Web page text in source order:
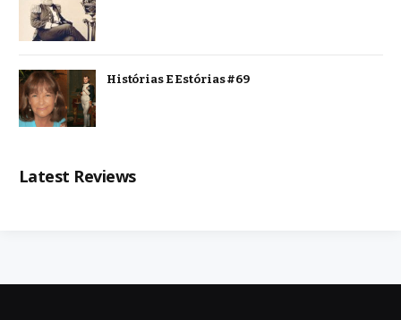
Histórias E Estórias #69
Latest Reviews